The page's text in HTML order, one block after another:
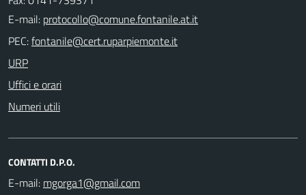
E-mail:
PEC:
URP
Uffici e orari
Numeri utili
CONTATTI D.P.O.
E-mail: